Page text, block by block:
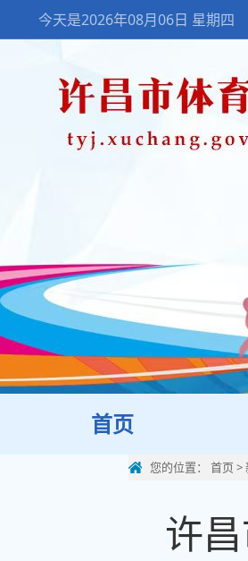
今天是2026年08月06日 星期四
首页
您的位置： 首页 >
许